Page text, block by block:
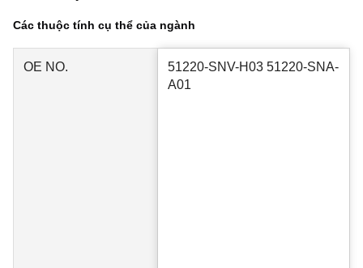
Các thuộc tính cụ thể của ngành
OE NO.
51220-SNV-H03 51220-SNA-
A01